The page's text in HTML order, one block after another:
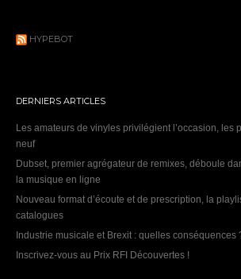
HYPEBOT
DERNIERS ARTICLES
Les amateurs de vinyles privilégient l’occasion, les
neuf
Dubset, premier agrégateur de remixes, déboule
la musique en ligne
Nouveau format d’écoute et de prescription, la
catalogues
Industrie musicale et Brexit : quelles conséquences
Inscrivez-vous au Prix RFI Découvertes !